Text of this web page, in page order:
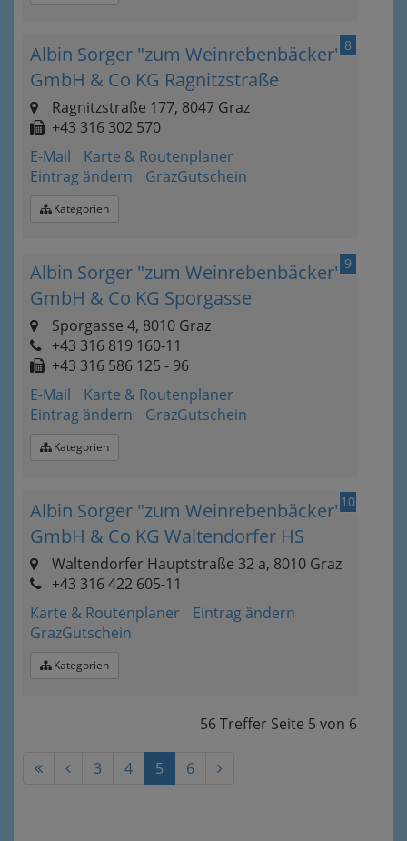
8
Albin Sorger "zum Weinrebenbäcker"
GmbH & Co KG Ragnitzstraße
Ragnitzstraße 177, 8047 Graz
+43 316 302 570
E-Mail
Karte & Routenplaner
Eintrag ändern
GrazGutschein
Kategorien
9
Albin Sorger "zum Weinrebenbäcker"
GmbH & Co KG Sporgasse
Sporgasse 4, 8010 Graz
+43 316 819 160-11
+43 316 586 125 - 96
E-Mail
Karte & Routenplaner
Eintrag ändern
GrazGutschein
Kategorien
10
Albin Sorger "zum Weinrebenbäcker"
GmbH & Co KG Waltendorfer HS
Waltendorfer Hauptstraße 32 a, 8010 Graz
+43 316 422 605-11
Karte & Routenplaner
Eintrag ändern
GrazGutschein
Kategorien
56 Treffer Seite 5 von 6
3 4 5 6